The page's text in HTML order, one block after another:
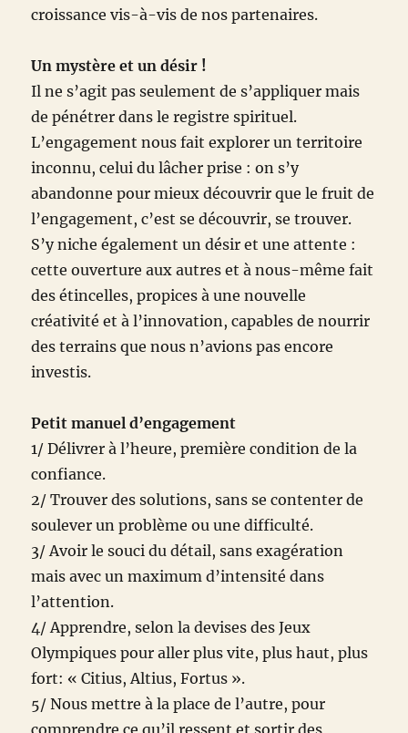
croissance vis-à-vis de nos partenaires.
Un mystère et un désir !
Il ne s’agit pas seulement de s’appliquer mais
de pénétrer dans le registre spirituel.
L’engagement nous fait explorer un territoire
inconnu, celui du lâcher prise : on s’y
abandonne pour mieux découvrir que le fruit de
l’engagement, c’est se découvrir, se trouver.
S’y niche également un désir et une attente :
cette ouverture aux autres et à nous-même fait
des étincelles, propices à une nouvelle
créativité et à l’innovation, capables de nourrir
des terrains que nous n’avions pas encore
investis.
Petit manuel d’engagement
1/ Délivrer à l’heure, première condition de la
confiance.
2/ Trouver des solutions, sans se contenter de
soulever un problème ou une difficulté.
3/ Avoir le souci du détail, sans exagération
mais avec un maximum d’intensité dans
l’attention.
4/ Apprendre, selon la devises des Jeux
Olympiques pour aller plus vite, plus haut, plus
fort: « Citius, Altius, Fortus ».
5/ Nous mettre à la place de l’autre, pour